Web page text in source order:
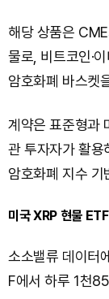
해당 상품은
물로, 비트코인·이
암호화폐 바스켓
계약은 표준형과
관 투자자가 활용
암호화폐 지수 기
미국 XRP 현물
소소밸류 데이터
F에서 하루 1천